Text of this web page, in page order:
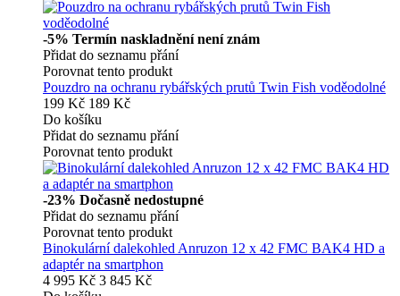
-5% Termín naskladnění není znám
Přidat do seznamu přání
Porovnat tento produkt
Pouzdro na ochranu rybářských prutů Twin Fish voděodolné
199 Kč 189 Kč
Do košíku
Přidat do seznamu přání
Porovnat tento produkt
-23% Dočasně nedostupné
Přidat do seznamu přání
Porovnat tento produkt
Binokulární dalekohled Anruzon 12 x 42 FMC BAK4 HD a
adaptér na smartphon
4 995 Kč 3 845 Kč